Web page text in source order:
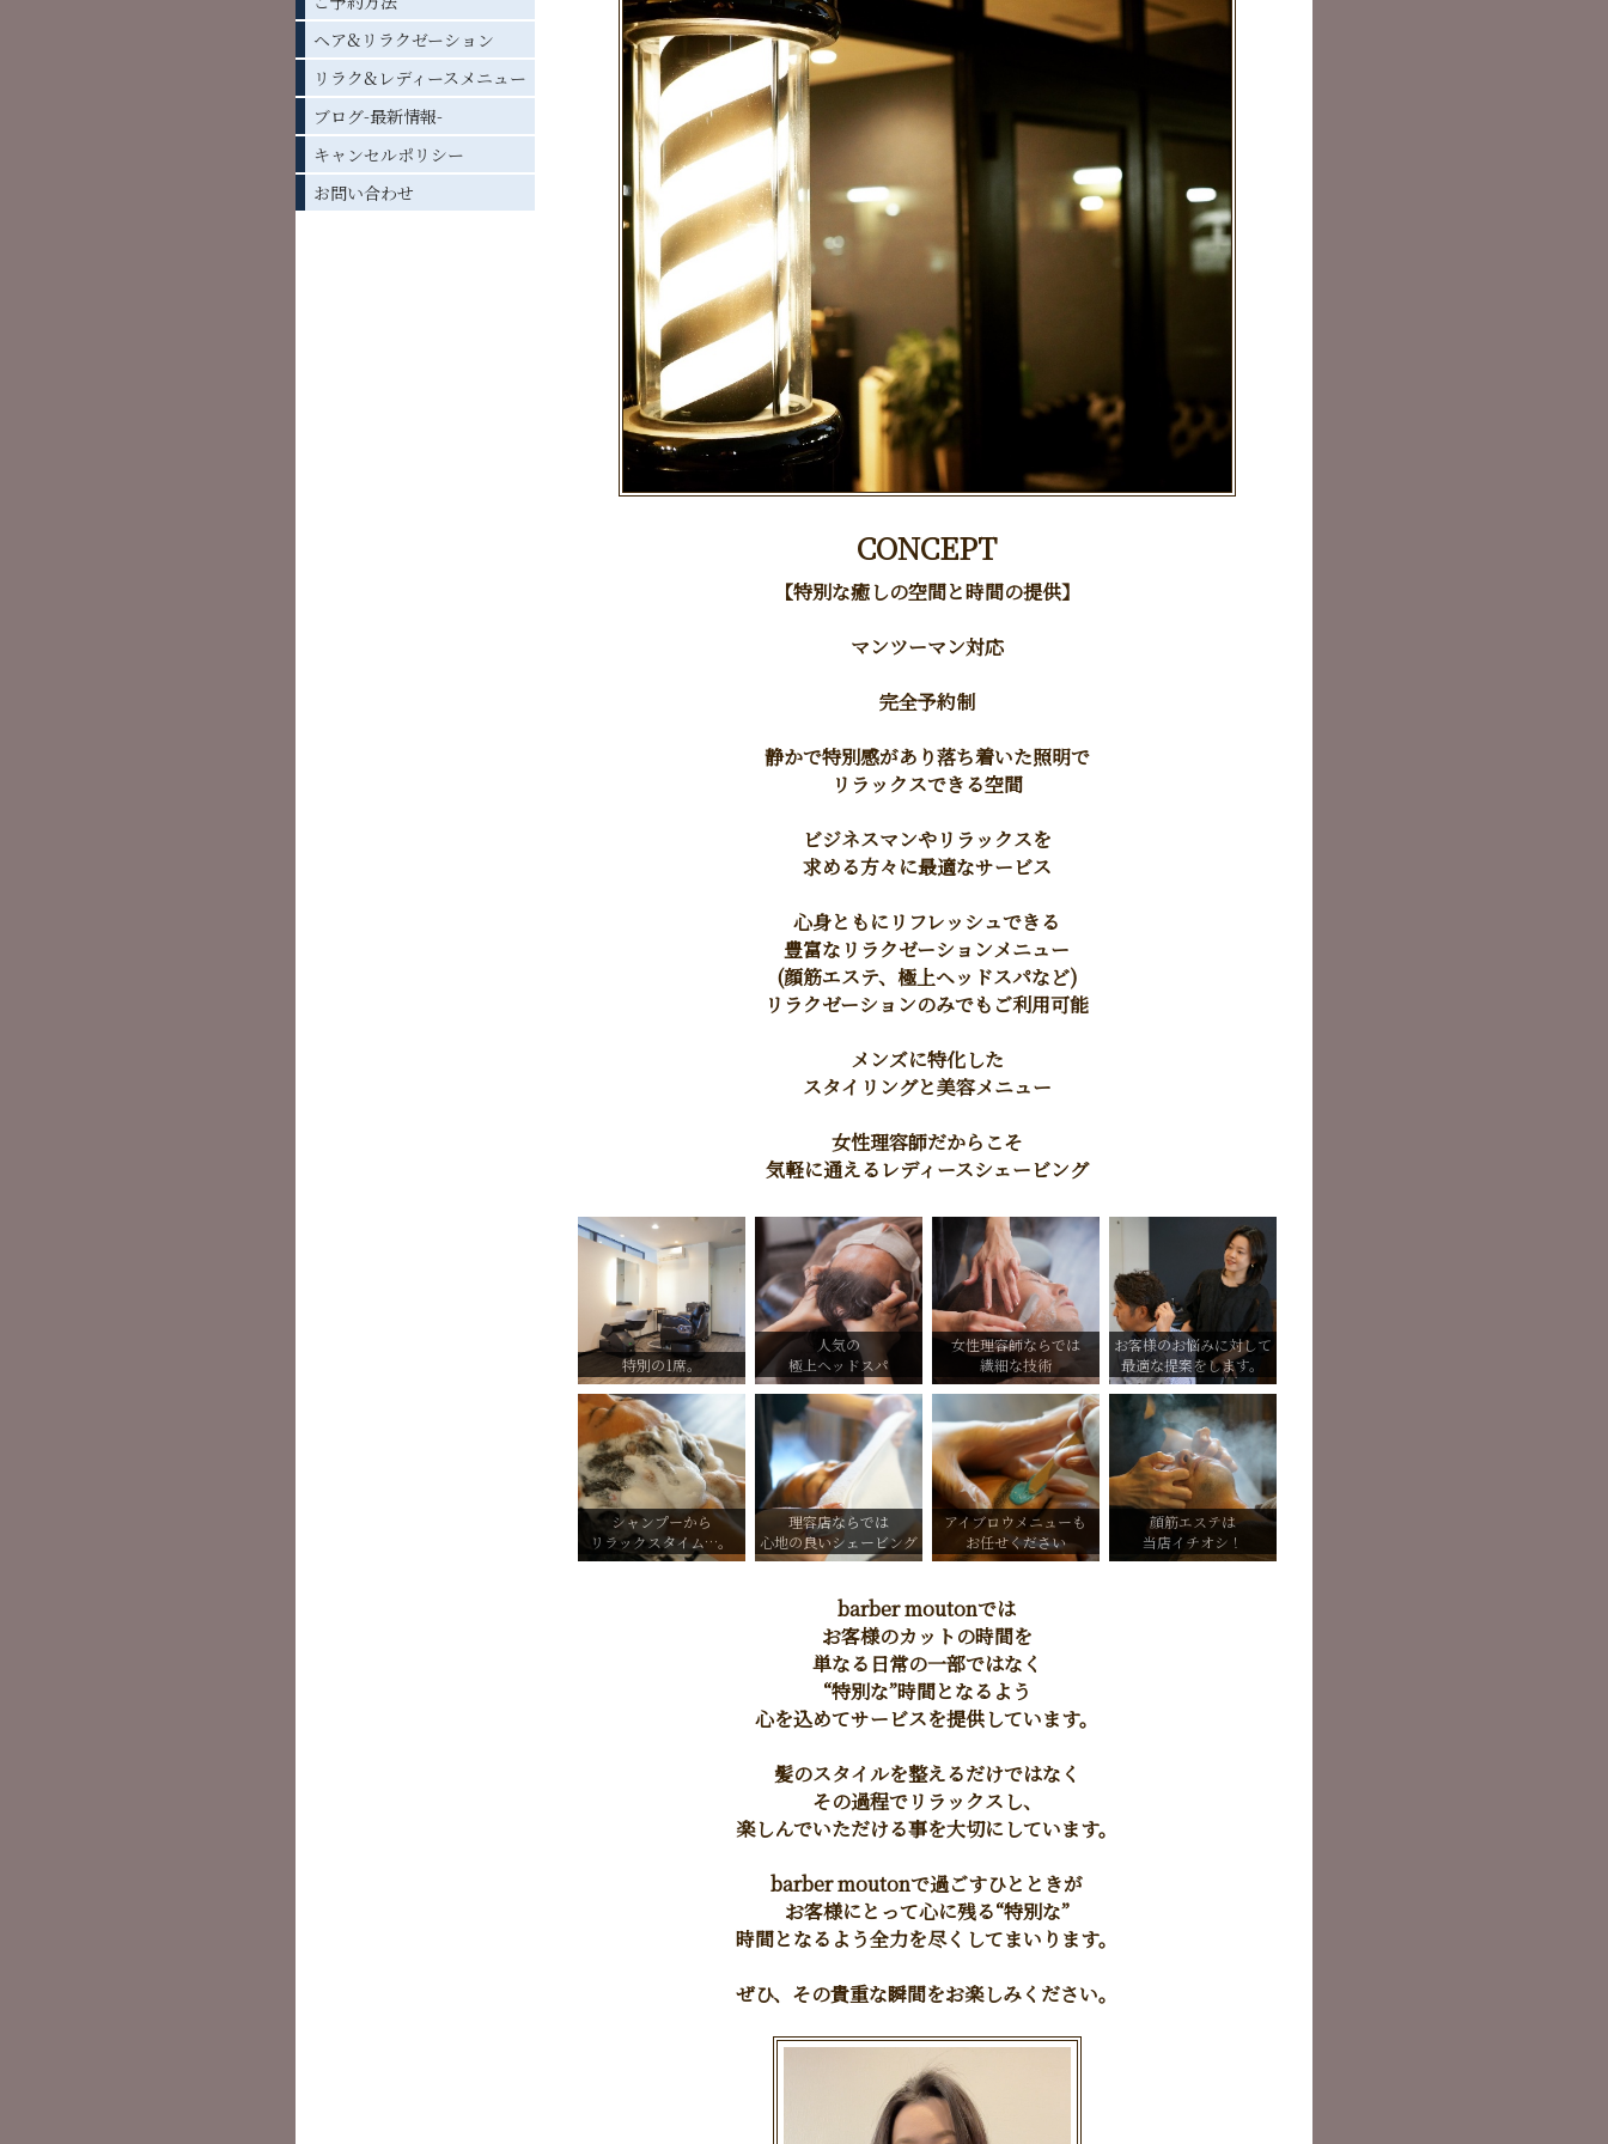
CONCEPT
【特別な癒しの空間と時間の提供】
マンツーマン対応
完全予約制
静かで特別感があり落ち着いた照明で
リラックスできる空間
ビジネスマンやリラックスを
求める方々に最適なサービス
心身ともにリフレッシュできる
豊富なリラクゼーションメニュー
(顔筋エステ、極上ヘッドスパなど)
リラクゼーションのみでもご利用可能
メンズに特化した
スタイリングと美容メニュー
女性理容師だからこそ
気軽に通えるレディースシェービング
特別の1席。
人気の
極上ヘッドスパ
女性理容師ならでは
繊細な技術
お客様のお悩みに対して
最適な提案をします。
シャンプーから
リラックスタイム…。
理容店ならでは
心地の良いシェービング
アイブロウメニューも
お任せください
顔筋エステは
当店イチオシ！
barber moutonでは
お客様のカットの時間を
単なる日常の一部ではなく
“特別な”時間となるよう
心を込めてサービスを提供しています。
髪のスタイルを整えるだけではなく
その過程でリラックスし、
楽しんでいただける事を大切にしています。
barber moutonで過ごすひとときが
お客様にとって心に残る“特別な”
時間となるよう全力を尽くしてまいります。
ぜひ、その貴重な瞬間をお楽しみください。
ヘア&リラクゼーション
リラク&レディースメニュー
ブログ-最新情報-
キャンセルポリシー
お問い合わせ